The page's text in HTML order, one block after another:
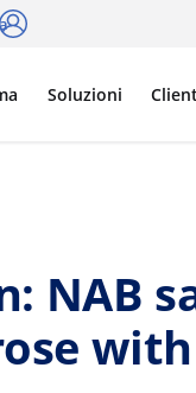
Soluzioni
NAB